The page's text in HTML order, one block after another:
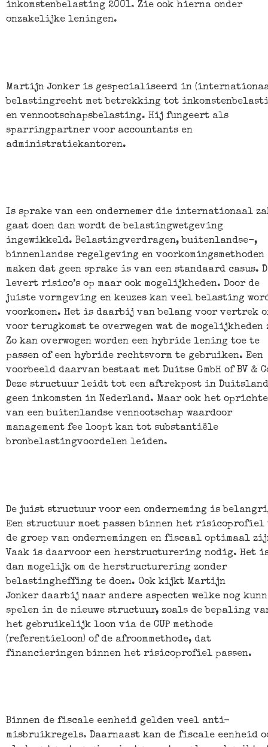
inkomstenbelasting 2001. Zie ook hierna onder
onzakelijke leningen.
Martijn Jonker is gespecialiseerd in
belastingrecht met betrekking tot
en vennootschapsbelasting. Hij fungeert als
sparringpartner voor accountants en
administratiekantoren.
Is sprake van een ondernemer die internationaal
gaat doen dan wordt de belastingwetgeving
ingewikkeld. Belastingverdragen, buitenlandse-,
binnenlandse regelgeving en voorkomingsmethoden
maken dat geen sprake is van een standaard casus.
levert risico’s op maar ook mogelijkheden. Door de
juiste vormgeving en keuzes kan veel belasting
voorkomen. Het is daarbij van belang voor vertrek
voor terugkomst te overwegen wat de
Zo kan overwogen worden een hybride lening toe te
passen of een hybride rechtsvorm te gebruiken. Een
voorbeeld daarvan bestaat met Duitse GmbH of BV &
Deze structuur leidt tot een aftrekpost in
geen inkomsten in Nederland. Maar ook het
van een buitenlandse vennootschap waardoor
management fee loopt kan tot substantiële
bronbelastingvoordelen leiden.
De juist structuur voor een onderneming is
Een structuur moet passen binnen het risicoprofiel
de groep van ondernemingen en fiscaal optimaal
Vaak is daarvoor een herstructurering nodig. Het
dan mogelijk om de herstructurering zonder
belastingheffing te doen. Ook kijkt Martijn
Jonker daarbij naar andere aspecten welke nog
spelen in de nieuwe structuur, zoals de bepaling
het gebruikelijk loon via de CUP methode
(referentieloon) of de afroommethode, dat
financieringen binnen het risicoprofiel passen.
Binnen de fiscale eenheid gelden veel anti-
misbruikregels. Daarnaast kan de fiscale eenheid